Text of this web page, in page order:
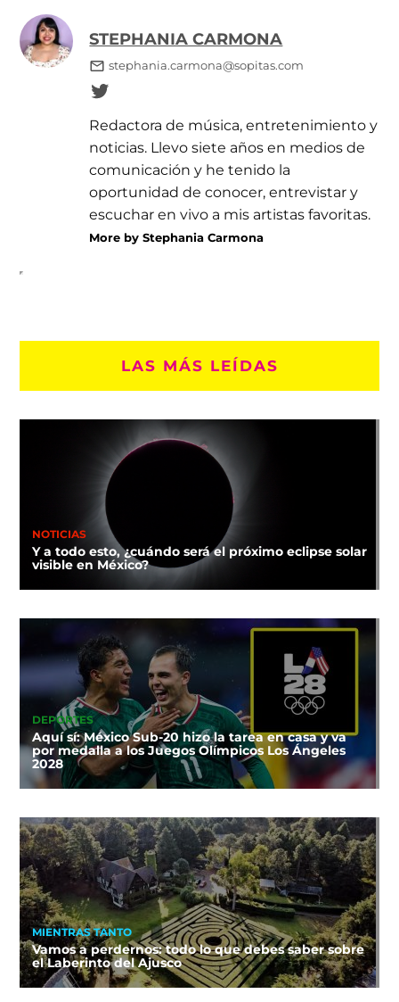
STEPHANIA CARMONA
stephania.carmona@sopitas.com
Redactora de música, entretenimiento y
noticias. Llevo siete años en medios de
comunicación y he tenido la
oportunidad de conocer, entrevistar y
escuchar en vivo a mis artistas favoritas.
More by Stephania Carmona
LAS MÁS LEÍDAS
NOTICIAS
Y a todo esto, ¿cuándo será el próximo eclipse solar
visible en México?
DEPORTES
Aquí sí: México Sub-20 hizo la tarea en casa y va
por medalla a los Juegos Olímpicos Los Ángeles
2028
MIENTRAS TANTO
Vamos a perdernos: todo lo que debes saber sobre
el Laberinto del Ajusco